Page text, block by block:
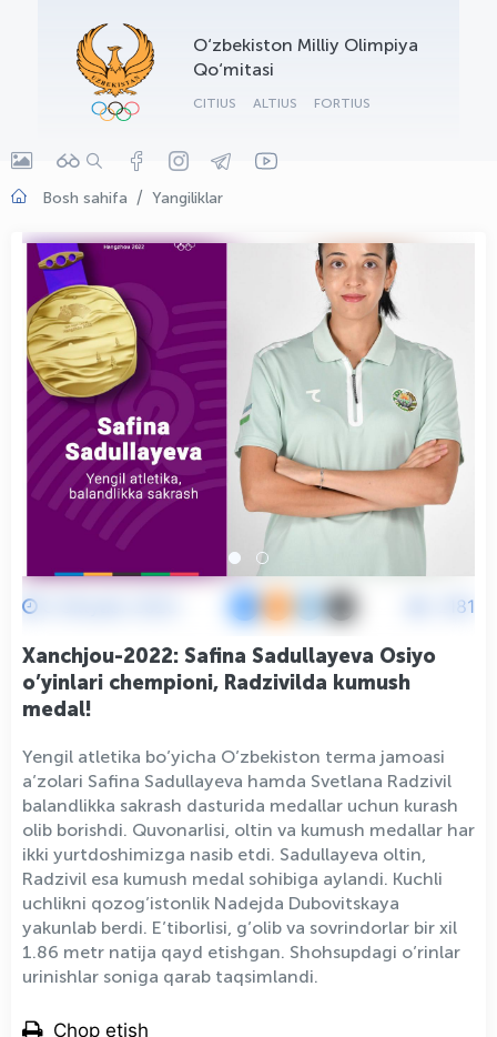
O‘zbekiston Milliy Olimpiya
Qo‘mitasi
CITIUS ALTIUS FORTIUS
Bosh sahifa Yangiliklar
2181
Xanchjou-2022: Safina Sadullayeva Osiyo
o’yinlari chempioni, Radzivilda kumush
medal!
Yengil atletika bo’yicha O’zbekiston terma jamoasi
a’zolari Safina Sadullayeva hamda Svetlana Radzivil
balandlikka sakrash dasturida medallar uchun kurash
olib borishdi. Quvonarlisi, oltin va kumush medallar har
ikki yurtdoshimizga nasib etdi. Sadullayeva oltin,
Radzivil esa kumush medal sohibiga aylandi. Kuchli
uchlikni qozog’istonlik Nadejda Dubovitskaya
yakunlab berdi. E’tiborlisi, g’olib va sovrindorlar bir xil
1.86 metr natija qayd etishgan. Shohsupdagi o’rinlar
urinishlar soniga qarab taqsimlandi.
Chop etish
OLYMPCHIK AI - yordamchi
Onlayn · olympic.uz